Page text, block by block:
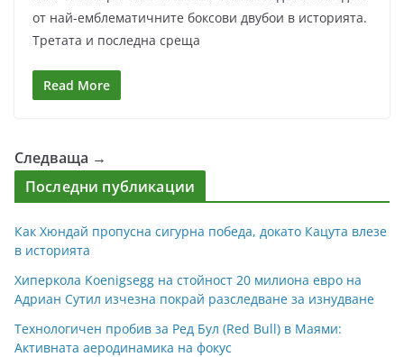
от най-емблематичните боксови двубои в историята.
Третата и последна среща
Read More
Следваща →
Последни публикации
Как Хюндай пропусна сигурна победа, докато Кацута влезе
в историята
Хиперкола Koenigsegg на стойност 20 милиона евро на
Адриан Сутил изчезна покрай разследване за изнудване
Технологичен пробив за Ред Бул (Red Bull) в Маями:
Активната аеродинамика на фокус